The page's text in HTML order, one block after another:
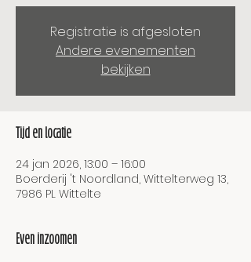
Registratie is afgesloten
Andere evenementen
bekijken
Tijd en locatie
24 jan 2026, 13:00 – 16:00
Boerderij 't Noordland, Wittelterweg 13,
7986 PL Wittelte
Even inzoomen